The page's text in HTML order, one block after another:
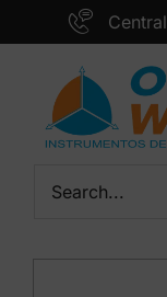
al
contenido
Central